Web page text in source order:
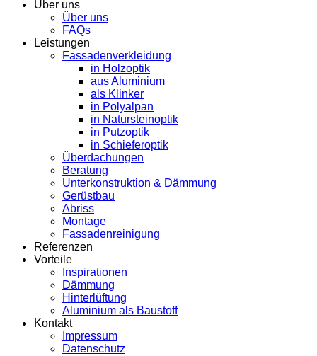
Über uns
Über uns
FAQs
Leistungen
Fassadenverkleidung
in Holzoptik
aus Aluminium
als Klinker
in Polyalpan
in Natursteinoptik
in Putzoptik
in Schieferoptik
Überdachungen
Beratung
Unterkonstruktion & Dämmung
Gerüstbau
Abriss
Montage
Fassadenreinigung
Referenzen
Vorteile
Inspirationen
Dämmung
Hinterlüftung
Aluminium als Baustoff
Kontakt
Impressum
Datenschutz